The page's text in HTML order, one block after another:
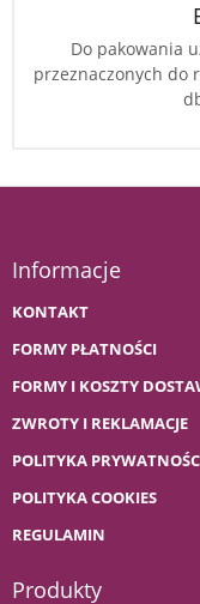
Do pakowania
przeznaczonych do
Informacje
KONTAKT
FORMY PŁATNOŚCI
FORMY I KOSZTY
ZWROTY I REKLAMACJE
POLITYKA
POLITYKA COOKIES
REGULAMIN
Produkty